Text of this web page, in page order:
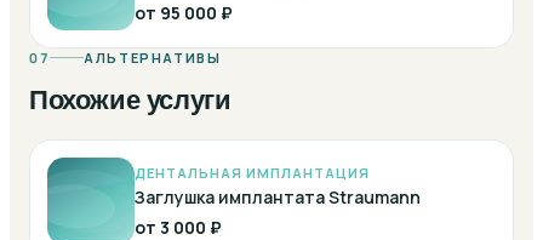
от 95 000 ₽
07 АЛЬТЕРНАТИВЫ
Похожие услуги
ДЕНТАЛЬНАЯ ИМПЛАНТАЦИЯ
Заглушка имплантата Straumann
от 3 000 ₽